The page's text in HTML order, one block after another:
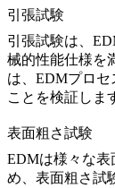
引張試験
引張試験は、
械的性能仕様を
は、EDMプロ
ことを検証しま
表面粗さ試験
EDMは様々な表
め、表面粗さ試